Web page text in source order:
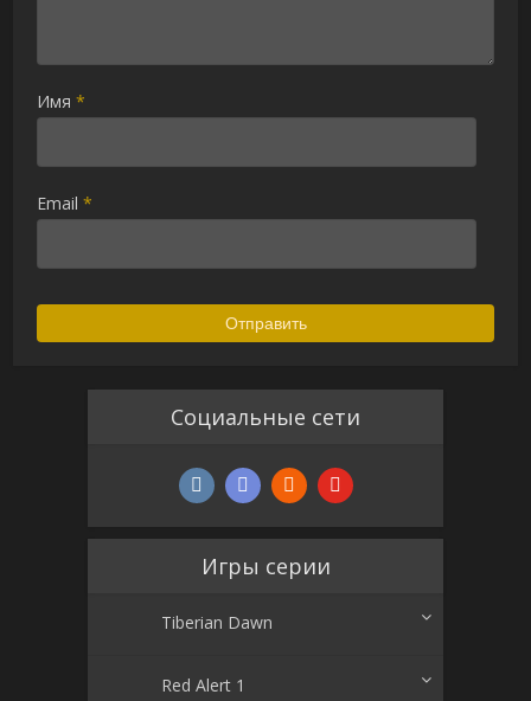
Имя*
Email*
Социальные сети
Игры серии
Tiberian Dawn
Red Alert 1